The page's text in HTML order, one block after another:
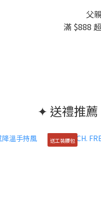
父
滿 $888
✦ 送禮推
送工裝腰包